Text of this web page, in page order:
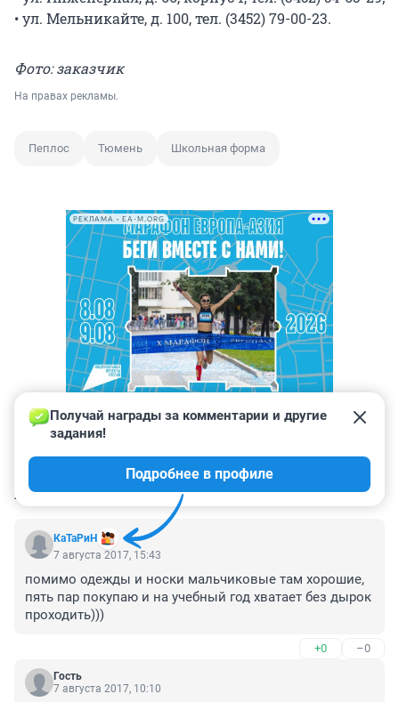
• ул. Мельникайте, д. 100, тел. (3452) 79-00-23.
Фото: заказчик
На правах рекламы.
Пеплос Тюмень Школьная форма
РЕКЛАМА • EA-M.ORG
КОММЕНТАРИИ 7
КаТаРиН
Получай награды за комментарии и другие
задания!
Подробнее в профиле
7 августа 2017, 15:43
помимо одежды и носки мальчиковые там хорошие,
пять пар покупаю и на учебный год хватает без дырок
проходить)))
+0 –0
Гость
7 августа 2017, 10:10